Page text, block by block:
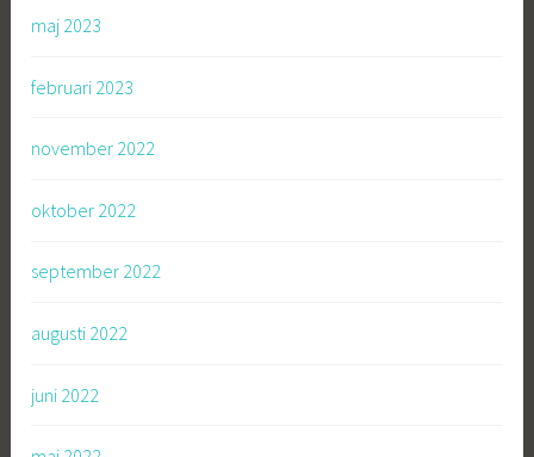
maj 2023
februari 2023
november 2022
oktober 2022
september 2022
augusti 2022
juni 2022